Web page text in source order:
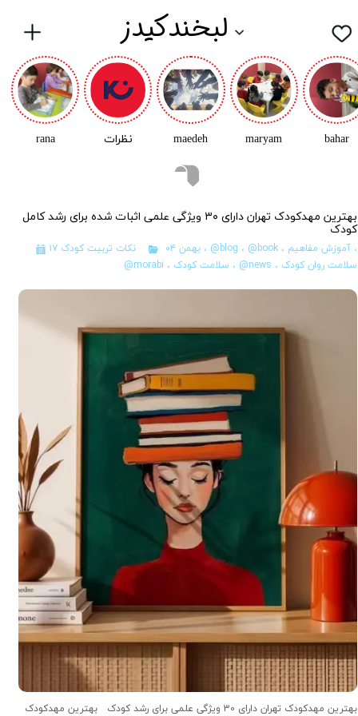
لبخندکیدز
rana نظرات maedeh maryam bahar
بهترین مهدکودک تهران دارای ۳۰ ویژگی علمی اثبات‌ شده برای رشد کامل
کودک
۱۷ بهمن ۰۴ نکات تربیت کودک ، @blog ، @book، آموزش مفاهیم،
@morabi ، سلامت کودک ، @news ، سلامت روان کودک
بهترین مهدکودک تهران دارای 30 ویژگی علمی برای رشد کودک بهترین مهدکودک